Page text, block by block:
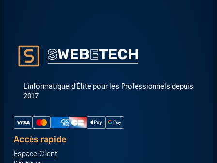
L’informatique d’Élite pour les Professionnels depuis
2017
Accès rapide
Espace Client